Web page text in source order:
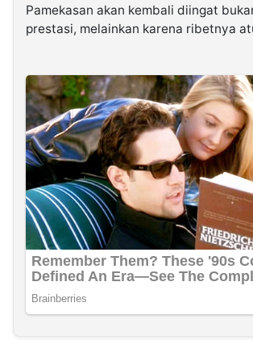
Pamekasan akan kembali diingat
prestasi, melainkan karena ribetnya